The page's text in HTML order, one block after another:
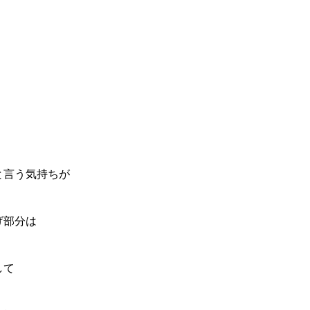
言う気持ちが
部分は
て